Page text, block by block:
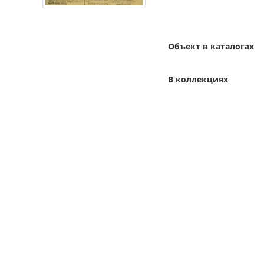
Объект в каталогах
В коллекциях